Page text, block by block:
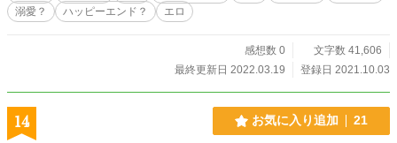
溺愛？
ハッピーエンド？ エロ
感想数 0
文字数 41,606
最終更新日 2022.03.19
登録日 2021.10.03
14 お気に入り追加 21